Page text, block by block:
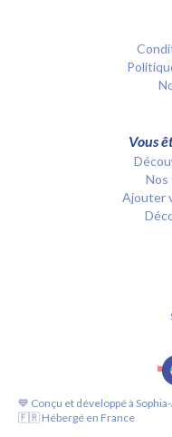
Vous
Nos
Ajouter
💙 Conçu et développé à
🇫🇷 Hébergé en France